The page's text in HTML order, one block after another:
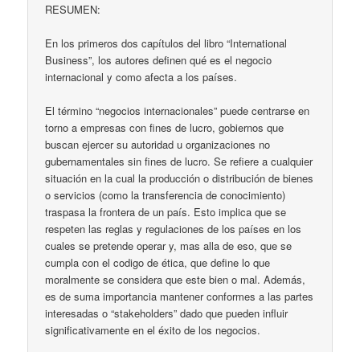
RESUMEN:
En los primeros dos capítulos del libro “International
Business”, los autores definen qué es el negocio
internacional y como afecta a los países.
El término “negocios internacionales” puede centrarse en
torno a empresas con fines de lucro, gobiernos que
buscan ejercer su autoridad u organizaciones no
gubernamentales sin fines de lucro. Se refiere a cualquier
situación en la cual la producción o distribución de bienes
o servicios (como la transferencia de conocimiento)
traspasa la frontera de un país. Esto implica que se
respeten las reglas y regulaciones de los países en los
cuales se pretende operar y, mas alla de eso, que se
cumpla con el codigo de ética, que define lo que
moralmente se considera que este bien o mal. Además,
es de suma importancia mantener conformes a las partes
interesadas o “stakeholders” dado que pueden influir
significativamente en el éxito de los negocios.